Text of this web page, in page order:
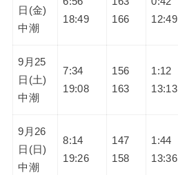
日(金)
中潮
18:49
166
12:49
9月25
日(土)
中潮
7:34
19:08
156
163
1:12
13:13
9月26
日(日)
中潮
8:14
19:26
147
158
1:44
13:36